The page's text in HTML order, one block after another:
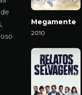
Megamente
2010